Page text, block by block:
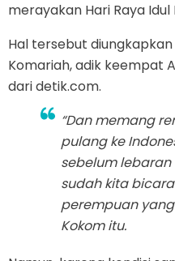
merayakan Hari Raya Idul
Hal tersebut
Komariah, adik keempat
dari detik.com.
“Dan memang
pulang ke
sebelum
sudah kita
perempuan
Kokom itu.